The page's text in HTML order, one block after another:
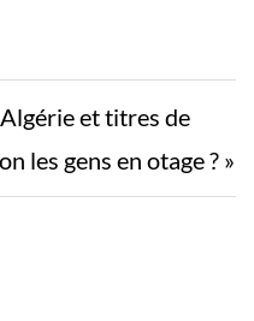
et titres de
les gens en otage ? »